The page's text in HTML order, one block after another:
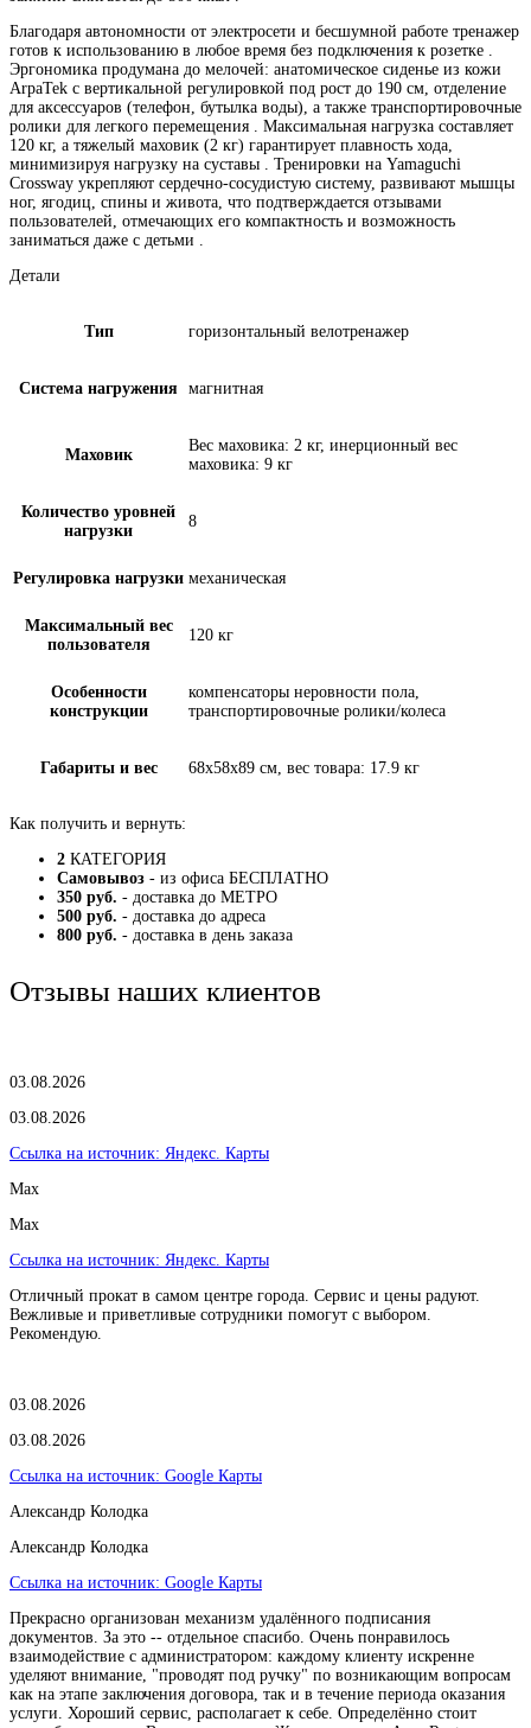
Благодаря автономности от электросети и бесшумной работе тренажер
готов к использованию в любое время без подключения к розетке .
Эргономика продумана до мелочей: анатомическое сиденье из кожи
ArpaTek с вертикальной регулировкой под рост до 190 см, отделение
для аксессуаров (телефон, бутылка воды), а также транспортировочные
ролики для легкого перемещения . Максимальная нагрузка составляет
120 кг, а тяжелый маховик (2 кг) гарантирует плавность хода,
минимизируя нагрузку на суставы . Тренировки на Yamaguchi
Crossway укрепляют сердечно-сосудистую систему, развивают мышцы
ног, ягодиц, спины и живота, что подтверждается отзывами
пользователей, отмечающих его компактность и возможность
заниматься даже с детьми .
Детали
Тип горизонтальный велотренажер
Система нагружения магнитная
Маховик
Вес маховика: 2 кг, инерционный вес
маховика: 9 кг
Количество уровней
нагрузки
8
Регулировка нагрузки механическая
Максимальный вес
пользователя
120 кг
Особенности
конструкции
компенсаторы неровности пола,
транспортировочные ролики/колеса
Габариты и вес 68x58x89 см, вес товара: 17.9 кг
Как получить и вернуть:
2 КАТЕГОРИЯ
Самовывоз - из офиса БЕСПЛАТНО
350 руб. - доставка до МЕТРО
500 руб. - доставка до адреса
800 руб. - доставка в день заказа
Отзывы наших клиентов
03.08.2026
03.08.2026
Ссылка на источник: Яндекс. Карты
Max
Max
Ссылка на источник: Яндекс. Карты
Отличный прокат в самом центре города. Сервис и цены радуют.
Вежливые и приветливые сотрудники помогут с выбором.
Рекомендую.
03.08.2026
03.08.2026
Ссылка на источник: Google Карты
Александр Колодка
Александр Колодка
Ссылка на источник: Google Карты
Прекрасно организован механизм удалённого подписания
документов. За это -- отдельное спасибо. Очень понравилось
взаимодействие с администратором: каждому клиенту искренне
уделяют внимание, "проводят под ручку" по возникающим вопросам
как на этапе заключения договора, так и в течение периода оказания
услуги. Хороший сервис, располагает к себе. Определённо стоит